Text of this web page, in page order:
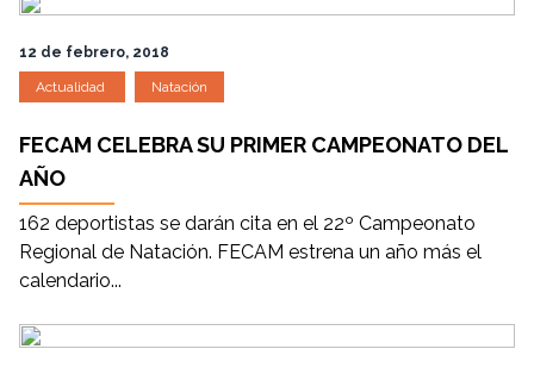
12 de febrero, 2018
Actualidad Natación
FECAM CELEBRA SU PRIMER CAMPEONATO DEL
AÑO
162 deportistas se darán cita en el 22º Campeonato
Regional de Natación. FECAM estrena un año más el
calendario...